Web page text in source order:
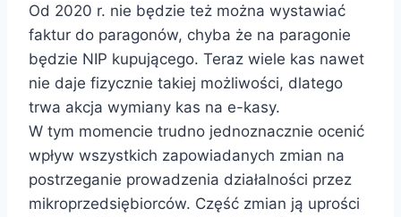
Od 2020 r. nie będzie też można wystawiać
faktur do paragonów, chyba że na paragonie
będzie NIP kupującego. Teraz wiele kas nawet
nie daje fizycznie takiej możliwości, dlatego
trwa akcja wymiany kas na e-kasy.
W tym momencie trudno jednoznacznie ocenić
wpływ wszystkich zapowiadanych zmian na
postrzeganie prowadzenia działalności przez
mikroprzedsiębiorców. Część zmian ją uprości